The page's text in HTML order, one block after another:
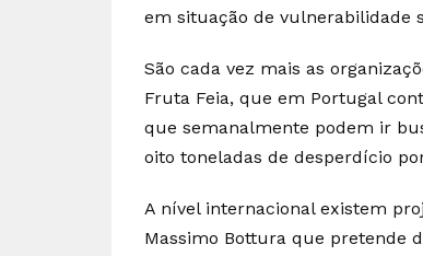
em situação de vulnerabilidade
São cada vez mais as
Fruta Feia, que em Portugal
que semanalmente podem ir
oito toneladas de desperdício
A nível internacional existem
Massimo Bottura que pretende